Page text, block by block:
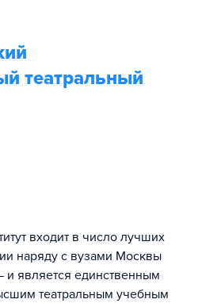
театральный
входит в число лучших
наряду с вузами Москвы
и является единственным
театральным учебным